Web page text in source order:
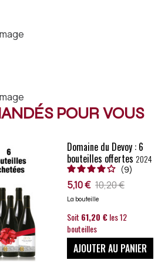
POUR VOUS
Domaine du Devoy : 6
bouteilles offertes 2024
9
5,10 € 10,20 €
La bouteille
Soit 61,20 €les 12
bouteilles
AJOUTER AU PANIER